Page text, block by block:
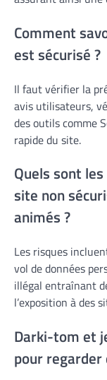
Comment
est sécurisé ?
Il faut vérifier la
avis utilisateurs,
des outils comme
rapide du site.
Quels sont
site non
animés ?
Les risques
vol de données
illégal entraînant
l’exposition à des
Darki-tom et
pour regarder